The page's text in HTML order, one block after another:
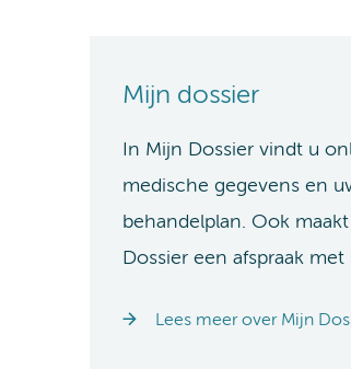
Mijn dossier
In Mijn Dossier vindt u
medische gegevens en
behandelplan. Ook
Dossier een afspraak met
Lees meer over Mijn